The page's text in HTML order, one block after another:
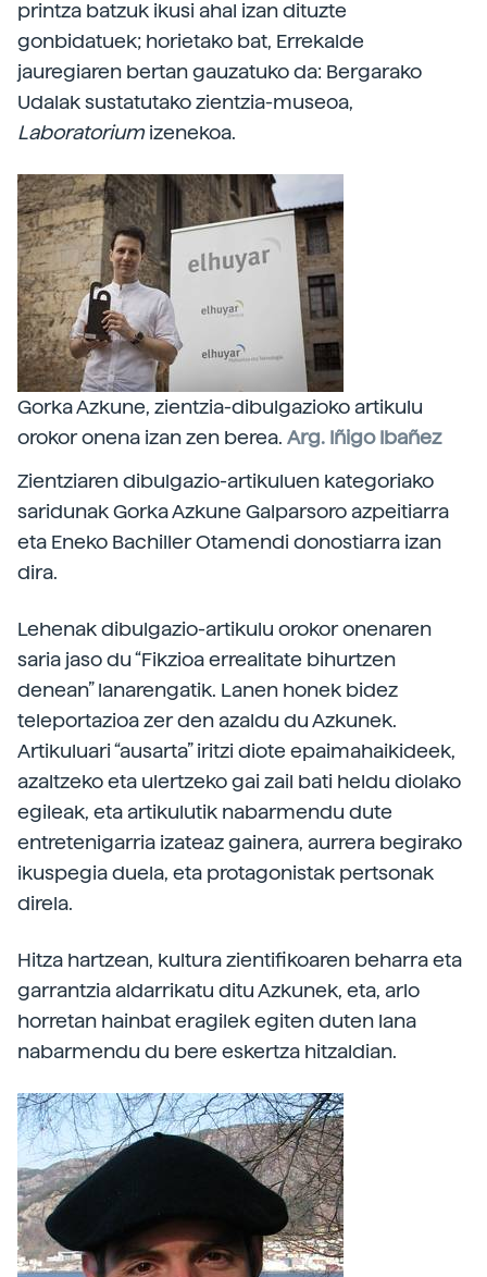
printza batzuk ikusi ahal izan dituzte
gonbidatuek; horietako bat, Errekalde
jauregiaren bertan gauzatuko da: Bergarako
Udalak sustatutako zientzia-museoa,
Laboratoriumizenekoa.
Gorka Azkune, zientzia-dibulgazioko artikulu
orokor onena izan zen berea. Arg. Iñigo Ibañez
Zientziaren dibulgazio-artikuluen kategoriako
saridunak Gorka Azkune Galparsoro azpeitiarra
eta Eneko Bachiller Otamendi donostiarra izan
dira.
Lehenak dibulgazio-artikulu orokor onenaren
saria jaso du “Fikzioa errealitate bihurtzen
denean” lanarengatik. Lanen honek bidez
teleportazioa zer den azaldu du Azkunek.
Artikuluari “ausarta” iritzi diote epaimahaikideek,
azaltzeko eta ulertzeko gai zail bati heldu diolako
egileak, eta artikulutik nabarmendu dute
entretenigarria izateaz gainera, aurrera begirako
ikuspegia duela, eta protagonistak pertsonak
direla.
Hitza hartzean, kultura zientifikoaren beharra eta
garrantzia aldarrikatu ditu Azkunek, eta, arlo
horretan hainbat eragilek egiten duten lana
nabarmendu du bere eskertza hitzaldian.